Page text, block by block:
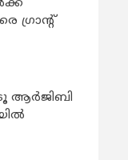
ഗ്രാന്റ്
ആർജിബി